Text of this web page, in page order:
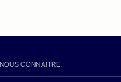
CONNAITRE